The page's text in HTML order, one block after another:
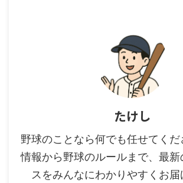
たけし
野球のことなら何でも任せてく
情報から野球のルールまで、最
スをみんなにわかりやすくお届